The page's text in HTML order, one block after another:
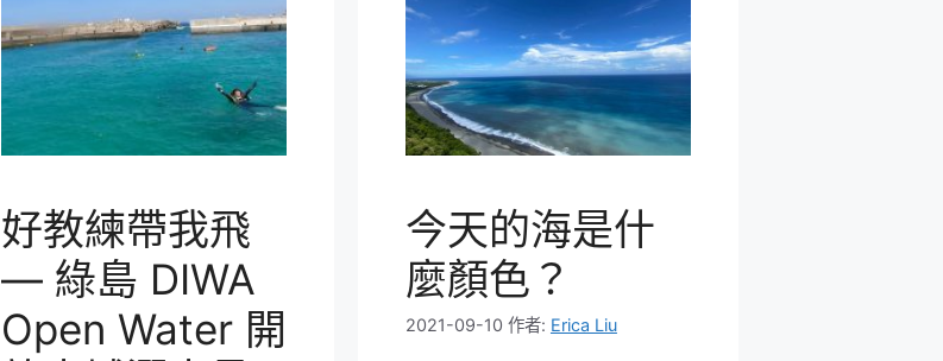
好教練帶我飛
— 綠島 DIWA
Open Water 開
今天的海是什
麼顏色？
2021-09-10 作者: Erica Liu